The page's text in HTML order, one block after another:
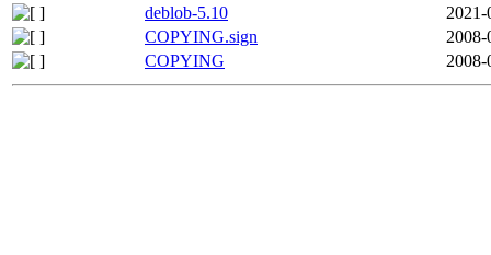
deblob-5.10
2021-
COPYING.sign
2008-
COPYING
2008-